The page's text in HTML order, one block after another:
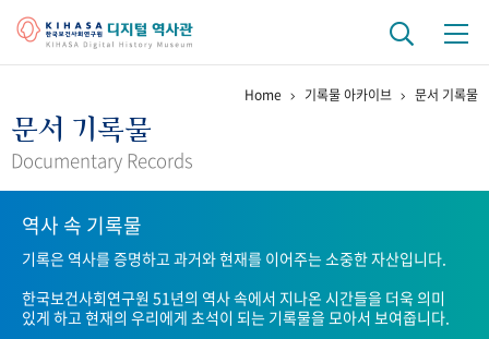
걸어온 길 기관 변천사
연구 역사
정책과 연구 키워드로 보는 연구 역사
연구자들
Home 기록물 아카이브 문서 기록물
문서 기록물
Documentary Records
역사 속 기록물
기록은 역사를 증명하고 과거와 현재를 이어주는 소중한 자산입니다.
한국보건사회연구원 51년의 역사 속에서 지나온 시간들을 더욱 의미
있게 하고 현재의 우리에게 초석이 되는 기록물을 모아서 보여줍니다.